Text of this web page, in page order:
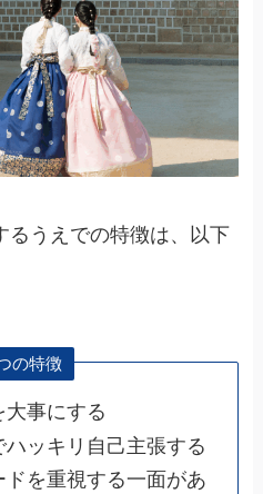
るうえでの特徴は、以下
の特徴
事にする
ッキリ自己主張する
を重視する一面があ